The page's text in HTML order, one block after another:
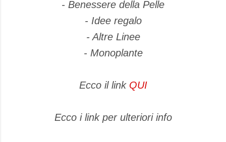
- Benessere della Pelle
- Idee regalo
- Altre Linee
- Monoplante
Ecco il link QUI
Ecco i link per ulteriori info